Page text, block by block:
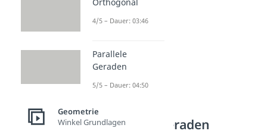
Kreis und Geraden
4/5 – Dauer: 03:46
Parallele
Geraden
5/5 – Dauer: 04:50
Geometrie
Winkel Grundlagen